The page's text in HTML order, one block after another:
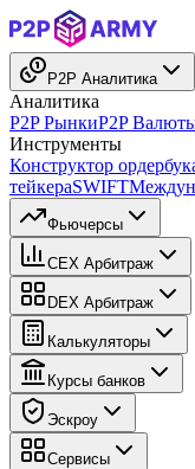
P2P Аналитика
Аналитика
P2P РынкиP2P
Инструменты
Конструктор
тейкераSWIFT
Фьючерсы
CEX Арбитраж
DEX Арбитраж
Калькуляторы
Курсы банков
Эскроу
Сервисы